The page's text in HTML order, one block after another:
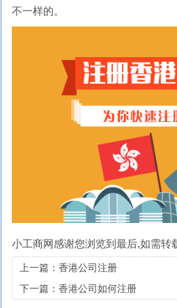
不一样的。
小工商网感谢您浏览到最后,如需转
上一篇：香港公司注册
下一篇：香港公司如何注册